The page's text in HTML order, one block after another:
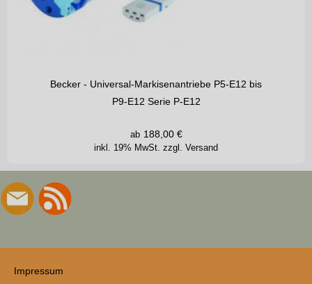
Becker - Universal-Markisenantriebe P5-E12 bis
P9-E12 Serie P-E12
inkl. 19% MwSt. zzgl. Versand
ab 188,00€
Impressum